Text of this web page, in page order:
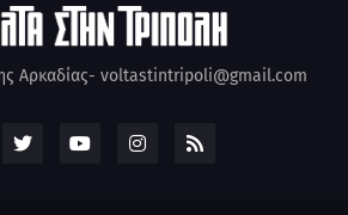
Αρκαδίας- voltastintripoli@gmail.com